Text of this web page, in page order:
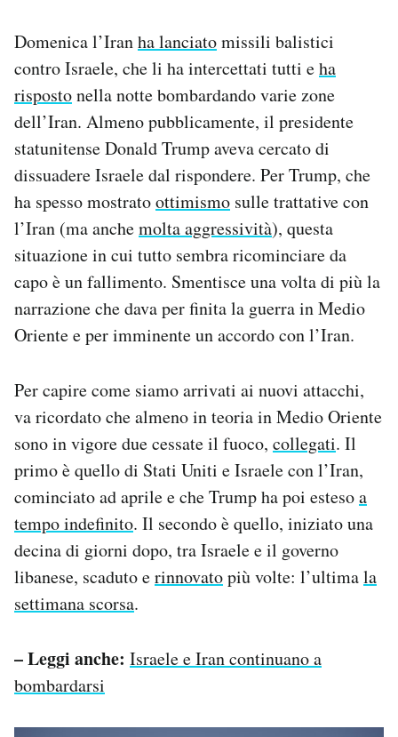
Domenica l’Iranha lanciatomissili balistici
contro Israele, che li ha intercettati tutti eha
rispostonella notte bombardando varie zone
dell’Iran. Almeno pubblicamente, il presidente
statunitense Donald Trump aveva cercato di
dissuadere Israele dal rispondere. Per Trump, che
ha spesso mostratoottimismo sulle trattative con
l’Iran (ma anchemolta aggressività), questa
situazione in cui tutto sembra ricominciare da
capo è un fallimento. Smentisce una volta di più la
narrazione che dava per finita la guerra in Medio
Oriente e per imminente un accordo con l’Iran.
Per capire come siamo arrivati ai nuovi attacchi,
va ricordato che almeno in teoria in Medio Oriente
sono in vigore due cessate il fuoco, collegati. Il
primo è quello di Stati Uniti e Israele con l’Iran,
cominciato ad aprile e che Trump ha poi estesoa
tempo indefinito. Il secondo è quello, iniziato una
decina di giorni dopo, tra Israele e il governo
libanese, scaduto erinnovatopiù volte: l’ultimala
settimana scorsa.
– Leggi anche: Israele e Iran continuano a
bombardarsi